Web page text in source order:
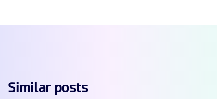
Similar posts